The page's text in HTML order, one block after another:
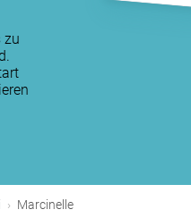
zu
Marcinelle